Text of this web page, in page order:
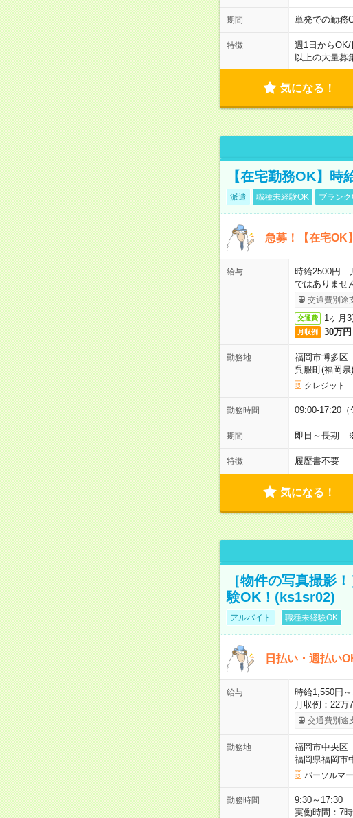
期間 単発での勤務
特徴 週1日からOK/
以上の大量募
気になる！
【在宅勤務OK】
派遣 職種未経験OK ブランク
急募！【在宅OK
給与
時給2500円
ではありませ
交通費別途
交通費 1ヶ月
月収例 30万円
勤務地
福岡市博多区
呉服町(福岡
クレジット
勤務時間 09:00-17:20
期間 即日～長期
特徴 履歴書不要
気になる！
［物件の写真撮影
験OK！(ks1sr02)
アルバイト 職種未経験OK
日払い・週払い
給与
時給1,550円
月収例：22
交通費別途
勤務地
福岡市中央区
福岡県福岡市
パーソルマ
勤務時間
9:30～17:30
実働時間：7